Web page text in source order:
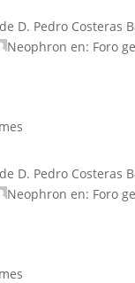
D. Pedro Costeras
Neophron en: Foro
D. Pedro Costeras
Neophron en: Foro